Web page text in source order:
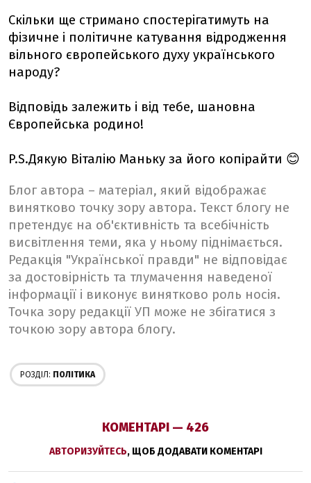
Скільки ще стримано спостерігатимуть на
фізичне і політичне катування відродження
вільного європейського духу українського
народу?
Відповідь залежить і від тебе, шановна
Європейська родино!
P.S.Дякую Віталію Маньку за його копірайти 😊
Блог автора – матеріал, який відображає
винятково точку зору автора. Текст блогу не
претендує на об'єктивність та всебічність
висвітлення теми, яка у ньому піднімається.
Редакція "Української правди" не відповідає
за достовірність та тлумачення наведеної
інформації і виконує винятково роль носія.
Точка зору редакції УП може не збігатися з
точкою зору автора блогу.
РОЗДІЛ: ПОЛІТИКА
КОМЕНТАРІ — 426
АВТОРИЗУЙТЕСЬ, ЩОБ ДОДАВАТИ КОМЕНТАРІ